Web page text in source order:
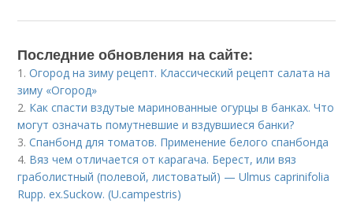
Последние обновления на сайте:
1.Огород на зиму рецепт. Классический рецепт салата на
зиму «Огород»
2. Как спасти вздутые маринованные огурцы в банках. Что
могут означать помутневшие и вздувшиеся банки?
3.Спанбонд для томатов. Применение белого спанбонда
4. Вяз чем отличается от карагача. Берест, или вяз
граболистный (полевой, листоватый) — Ulmus caprinifolia
Rupp. ex.Suckow. (U.campestris)